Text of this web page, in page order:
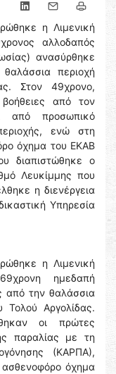
η Λιμενική
αλλοδαπός
ανασύρθηκε
περιοχή
Στον 49χρονο,
από τον
από προσωπικό
ενώ στη
όχημα του ΕΚΑΒ
διαπιστώθηκε ο
Λευκίμμης που
η διενέργεια
Υπηρεσία
η Λιμενική
ημεδαπή
από την θαλάσσια
Τολού Αργολίδας.
οι πρώτες
παραλίας με τη
(ΚΑΡΠΑ),
όχημα